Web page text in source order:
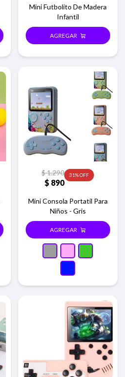
Mini Futbolito De Madera
Infantil
$ 890
$1.290 31
Mini Consola Portatil Para
Niños - Gris